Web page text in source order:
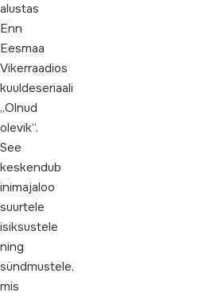
alustas
Enn
Eesmaa
Vikerraadios
kuuldeseriaali
„Olnud
olevik“.
See
keskendub
inimajaloo
suurtele
isiksustele
ning
sündmustele,
mis